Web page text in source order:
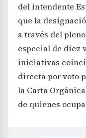
del intendente
que la
a través del
especial de diez
iniciativas
directa por voto
la Carta
de quienes